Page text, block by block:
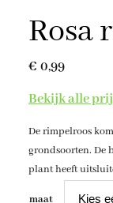
Rosa
€ 0,99
Bekijk alle
De rimpelroos
grondsoorten. De
plant heeft
maat